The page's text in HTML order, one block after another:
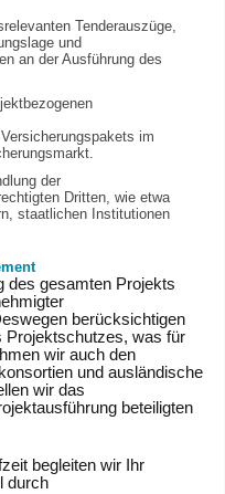
Tenderauszüge,
und
an der Ausführung des
im
der
Dritten, wie etwa
staatlichen Institutionen
des gesamten Projekts
berücksichtigen
Projektschutzes, was für
wir auch den
und ausländische
wir das
beteiligten
begleiten wir Ihr
durch